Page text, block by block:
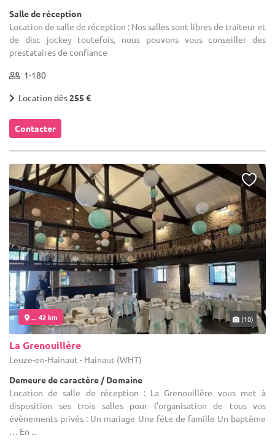
Salle de réception
Location de salle de réception : Nos salles sont libres de traiteur et
de disc jockey toutefois, nous pouvons vous conseiller des
prestataires de confiance
1-180
Location dès255 €
Contacter
... 42 km (10)
La Grenouillère
Leuze-en-Hainaut - Hainaut (WHT)
Demeure de caractère / Domaine
Location de salle de réception : La Grenouillère vous met à
disposition ses trois salles pour l’organisation de tous vos
évènements privés : Un mariage Une fête de famille Un baptême
… En ...